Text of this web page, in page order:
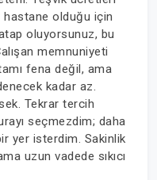
olduğu için
oluyorsunuz, bu
memnuniyeti
fena değil, ama
kadar az.
Tekrar tercih
seçmezdim; daha
yer isterdim. Sakinlik
uzun vadede sıkıcı